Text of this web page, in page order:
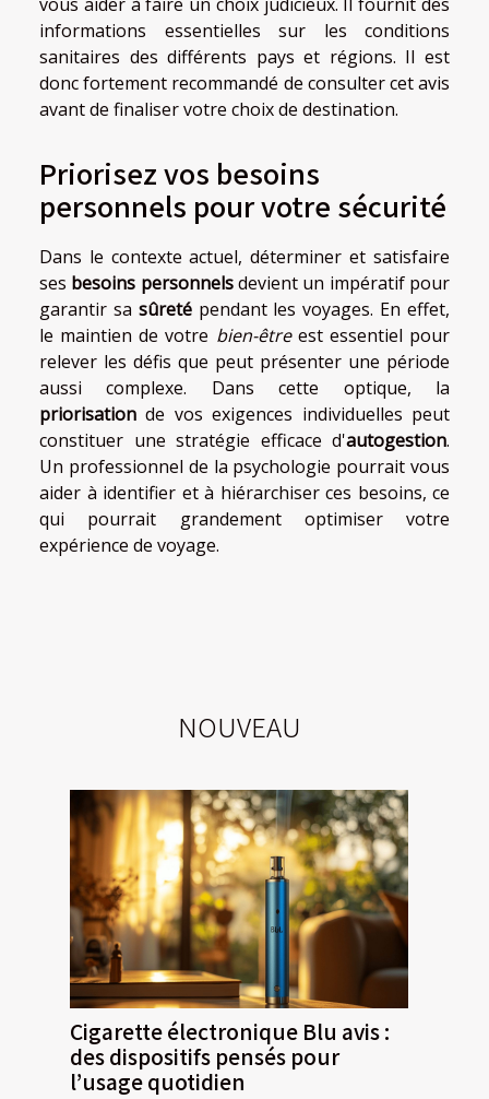
informations essentielles sur les conditions
sanitaires des différents pays et régions. Il est
donc fortement recommandé de consulter cet avis
avant de finaliser votre choix de destination.
Priorisez vos besoins
personnels pour votre sécurité
Dans le contexte actuel, déterminer et satisfaire
ses besoins personnelsdevient un impératif pour
garantir sa sûretépendant les voyages. En effet,
le maintien de votre bien-êtreest essentiel pour
relever les défis que peut présenter une période
aussi complexe. Dans cette optique, la
priorisation de vos exigences individuelles peut
constituer une stratégie efficace d'autogestion.
Un professionnel de la psychologie pourrait vous
aider à identifier et à hiérarchiser ces besoins, ce
qui pourrait grandement optimiser votre
expérience de voyage.
NOUVEAU
Cigarette électronique Blu avis :
des dispositifs pensés pour
l’usage quotidien